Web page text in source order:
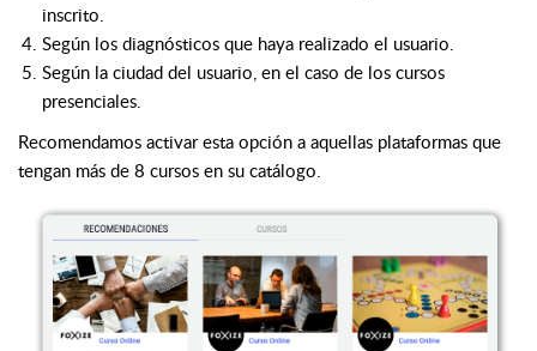
inscrito.
Según los diagnósticos que haya realizado el usuario.
Según la ciudad del usuario, en el caso de los cursos
presenciales.
Recomendamos activar esta opción a aquellas plataformas que
tengan más de 8 cursos en su catálogo.